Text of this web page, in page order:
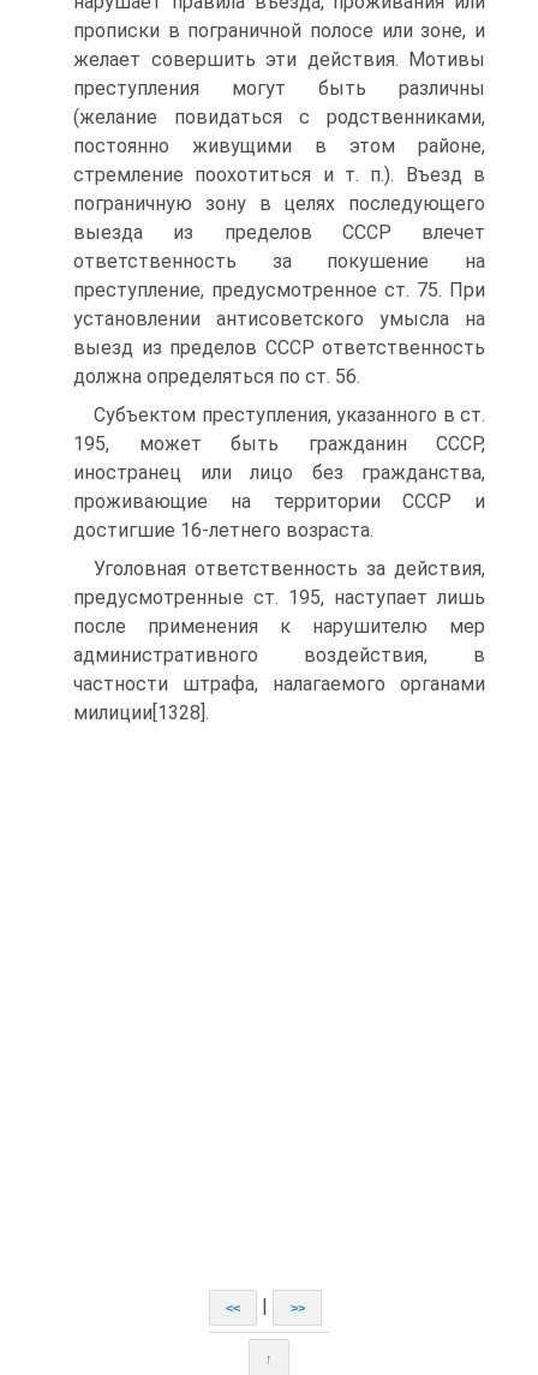
прописки в пограничной полосе или зоне, и
желает совершить эти действия. Мотивы
преступления могут быть различны
(желание повидаться с родственниками,
постоянно живущими в этом районе,
стремление поохотиться и т. п.). Въезд в
пограничную зону в целях последующего
выезда из пределов СССР влечет
ответственность за покушение на
преступление, предусмотренное ст. 75. При
установлении антисоветского умысла на
выезд из пределов СССР ответственность
должна определяться по ст. 56.
Субъектом преступления, указанного в ст.
195, может быть гражданин СССР,
иностранец или лицо без гражданства,
проживающие на территории СССР и
достигшие 16-летнего возраста.
Уголовная ответственность за действия,
предусмотренные ст. 195, наступает лишь
после применения к нарушителю мер
административного воздействия, в
частности штрафа, налагаемого органами
милиции[1328].
<< >>
↑